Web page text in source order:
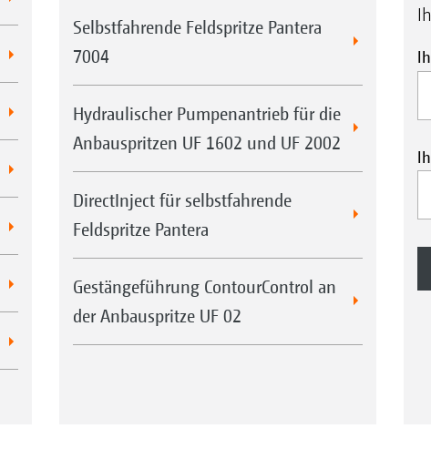
Selbstfahrende Feldspritze Pantera
7004
Hydraulischer Pumpenantrieb für die
Anbauspritzen UF 1602 und UF 2002
DirectInject für selbstfahrende
Feldspritze Pantera
Gestängeführung ContourControl an
der Anbauspritze UF 02